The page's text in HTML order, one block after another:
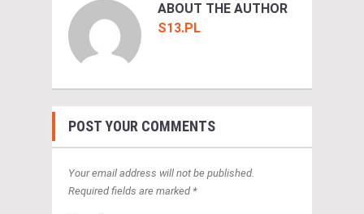
ABOUT THE AUTHOR
S13.PL
POST YOUR COMMENTS
Your email address will not be published.
Required fields are marked *